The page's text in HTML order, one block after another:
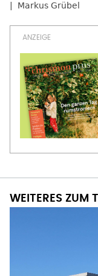
Markus Grübel
WEITERES ZUM